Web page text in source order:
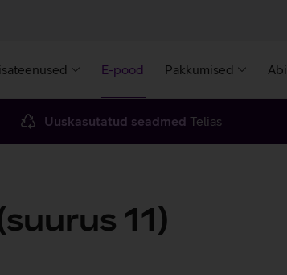
E-pood Pakkumised
Uuskasutatud seadmed Telias
11)